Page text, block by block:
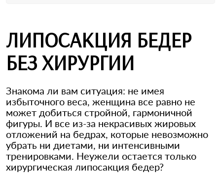
ЛИПОСАКЦИЯ БЕДЕР
БЕЗ ХИРУРГИИ
Знакома ли вам ситуация: не имея
избыточного веса, женщина все равно не
может добиться стройной, гармоничной
фигуры. И все из-за некрасивых жировых
отложений на бедрах, которые невозможно
убрать ни диетами, ни интенсивными
тренировками. Неужели остается только
хирургическая липосакция бедер?